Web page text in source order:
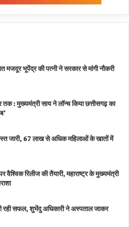
मजदूर भूपेंद्र की पत्नी ने सरकार से मांगी नौकरी
: मुख्यमंत्री साय ने लॉन्च किया छत्तीसगढ़ का
जारी, 67 लाख से अधिक महिलाओं के खातों में
वैश्विक रिलीज की तैयारी, महाराष्ट्र के मुख्यमंत्री
रही सफल, शुभेंदु अधिकारी ने अस्पताल जाकर